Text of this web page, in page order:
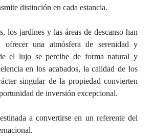
distinción en cada estancia.
los jardines y las áreas de descanso han
ofrecer una atmósfera de serenidad y
el lujo se percibe de forma natural y
en los acabados, la calidad de los
singular de la propiedad convierten
de inversión excepcional.
a convertirse en un referente del